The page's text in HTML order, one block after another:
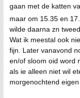
gaan met de katten
maar om 15.35 en
wilde daarna zn
Wat ik meestal ook
fijn. Later vanavond
en/of sloom oid word
als ie alleen niet wil
morgenochtend